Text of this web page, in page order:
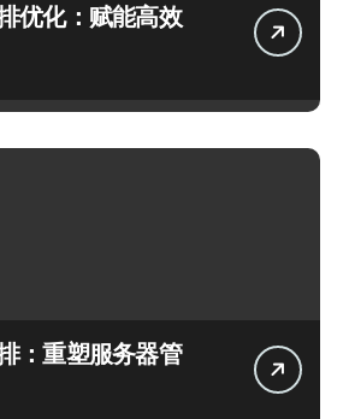
优化：赋能高效
：重塑服务器管